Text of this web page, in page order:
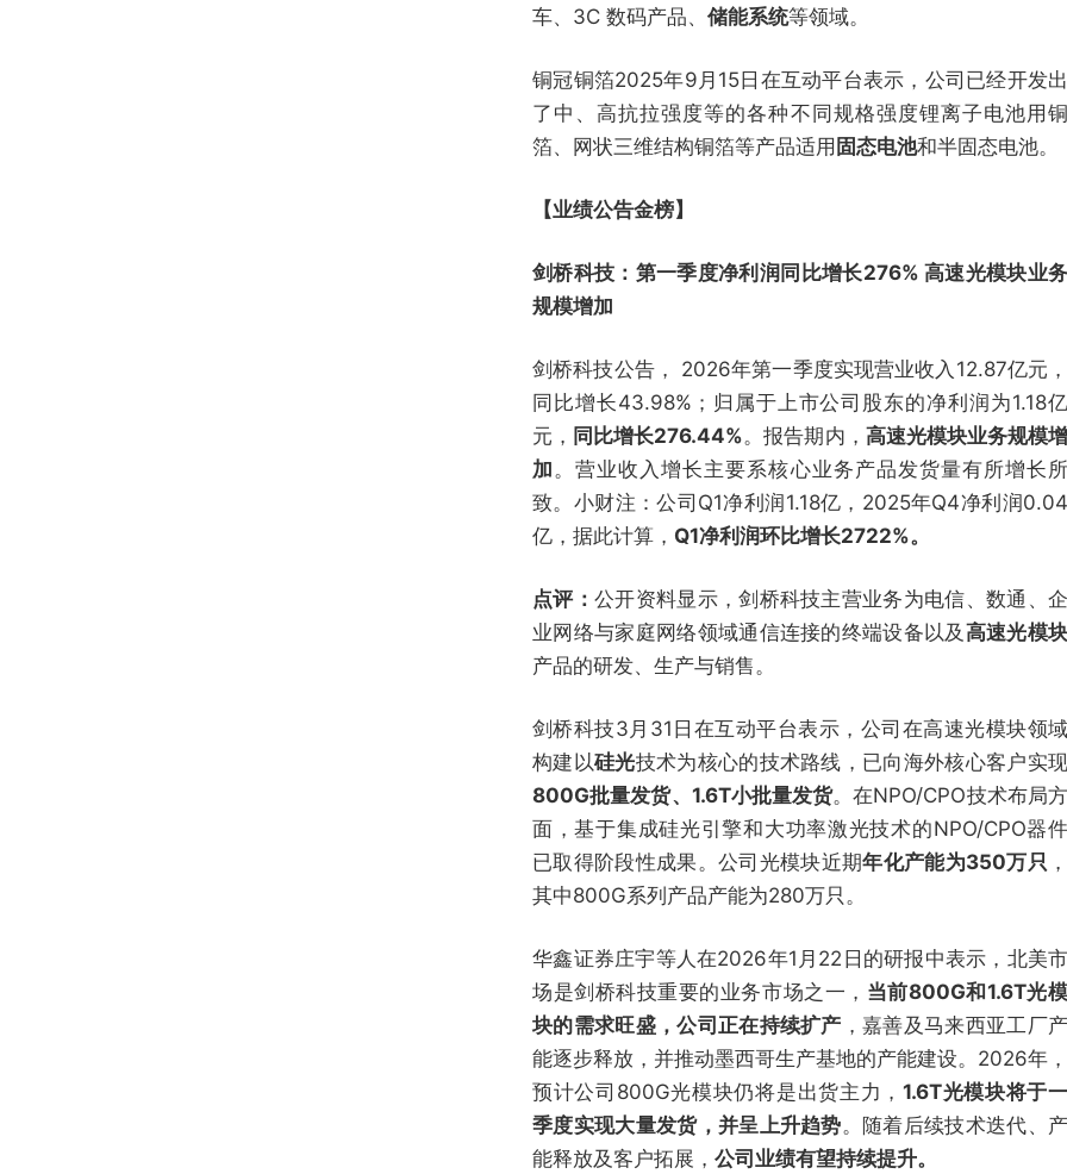
车、3C 数码产品、 储能系统等领域。
铜冠铜箔2025年9月15日在互动平台表示，公司已经开发出
了中、高抗拉强度等的各种不同规格强度锂离子电池用铜
箔、网状三维结构铜箔等产品适用 固态电池和半固态电池。
【业绩公告金榜】
剑桥科技：第一季度净利润同比增长276% 高速光模块业务
规模增加
剑桥科技公告， 2026年第一季度实现营业收入12.87亿元，
同比增长43.98%；归属于上市公司股东的净利润为1.18亿
元， 同比增长276.44%。报告期内， 高速光模块业务规模增
加。营业收入增长主要系核心业务产品发货量有所增长所
致。小财注：公司Q1净利润1.18亿，2025年Q4净利润0.04
亿，据此计算， Q1净利润环比增长2722%。
点评： 公开资料显示，剑桥科技主营业务为电信、数通、企
业网络与家庭网络领域通信连接的终端设备以及 高速光模块
产品的研发、生产与销售。
剑桥科技3月31日在互动平台表示，公司在高速光模块领域
构建以硅光技术为核心的技术路线，已向海外核心客户实现
800G批量发货、1.6T小批量发货。在NPO/CPO技术布局方
面，基于集成硅光引擎和大功率激光技术的NPO/CPO器件
已取得阶段性成果。公司光模块近期年化产能为350万只 ，
其中800G系列产品产能为280万只。
华鑫证券庄宇等人在2026年1月22日的研报中表示，北美市
场是剑桥科技重要的业务市场之一， 当前800G和1.6T光模
块的需求旺盛，公司正在持续扩产 ，嘉善及马来西亚工厂产
能逐步释放，并推动墨西哥生产基地的产能建设。2026年，
预计公司800G光模块仍将是出货主力， 1.6T光模块将于一
季度实现大量发货，并呈上升趋势。随着后续技术迭代、产
能释放及客户拓展， 公司业绩有望持续提升。